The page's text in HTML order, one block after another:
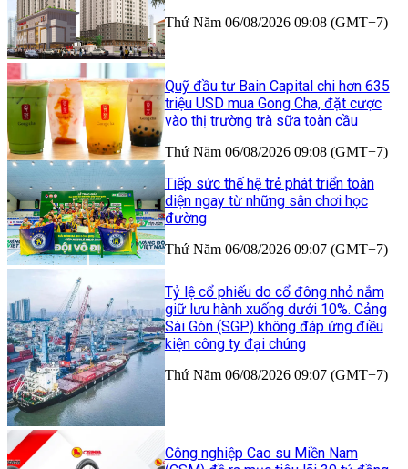
Thứ Năm 06/08/2026 09:08 (GMT+7)
Quỹ đầu tư Bain Capital chi hơn 635
triệu USD mua Gong Cha, đặt cược
vào thị trường trà sữa toàn cầu
Thứ Năm 06/08/2026 09:08 (GMT+7)
Tiếp sức thế hệ trẻ phát triển toàn
diện ngay từ những sân chơi học
đường
Thứ Năm 06/08/2026 09:07 (GMT+7)
Tỷ lệ cổ phiếu do cổ đông nhỏ nắm
giữ lưu hành xuống dưới 10%. Cảng
Sài Gòn (SGP) không đáp ứng điều
kiện công ty đại chúng
Thứ Năm 06/08/2026 09:07 (GMT+7)
Công nghiệp Cao su Miền Nam